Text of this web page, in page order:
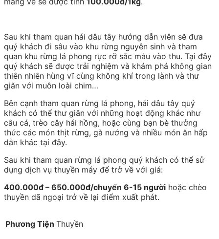
Sau khi tham quan hái dâu tây hướng dẫn viên sẽ đưa
quý khách đi sâu vào khu rừng nguyên sinh và tham
quan khu rừng lá phong rực rỡ sắc màu vào thu. Tại đây
quý khách sẽ được trải nghiệm và khám phá không gian
thiên nhiên hùng vĩ cùng không khí trong lành và thư
giãn với muôn loài chim…
Bên cạnh tham quan rừng lá phong, hái dâu tây quý
khách có thể thư giãn với những hoạt động khác như
câu cá, trèo cây hái hồng, hoặc cùng bạn bè thưởng
thức các món thịt rừng, gà nướng và nhiều món ăn hấp
dẫn khác tại đây.
Sau khi tham quan rừng lá phong quý khách có thể sử
dụng dịch vụ thuyền máy để trở về với giá:
400.000đ – 650.000đ/chuyến 6-15 người hoặc chèo
thuyền dã ngoại trở về lại điểm xuất phát.
Phương Tiện Thuyền